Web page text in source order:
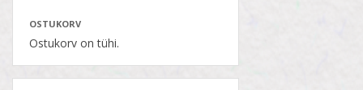
OSTUKORV
Ostukorv on tühi.